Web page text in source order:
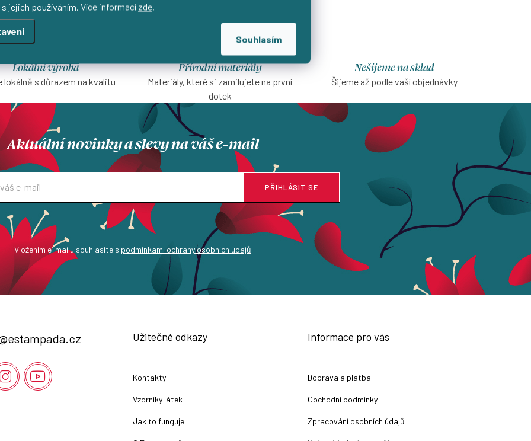
s jejich používáním. Více informací zde.
Souhlasím
Lokální výroba
lokálně s důrazem na kvalitu
Přírodní materiály
Materiály, které si zamilujete na první
dotek
Nešijeme na sklad
Šijeme až podle vaší objednávky
Aktuální novinky a slevy na váš e-mail
Vložením e-mailu souhlasíte s podmínkami ochrany osobních údajů
PŘIHLÁSIT SE
estampada.cz Užitečné odkazy
Kontakty
Vzorníky látek
Jak to funguje
Informace pro vás
Doprava a platba
Obchodní podmínky
Zpracování osobních údajů